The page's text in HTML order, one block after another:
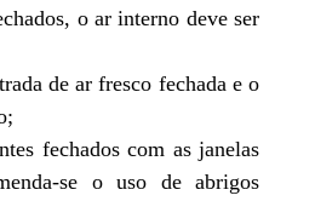
o ar interno deve ser
de ar fresco fechada e o
fechados com as janelas
se o uso de abrigos